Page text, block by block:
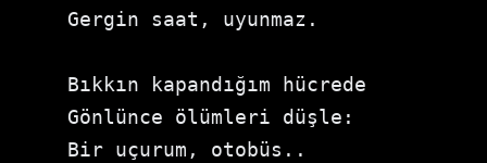
Gergin saat, uyunmaz.
Bıkkın kapandığım hücrede
Gönlünce ölümleri düşle:
Bir uçurum, otobüs..